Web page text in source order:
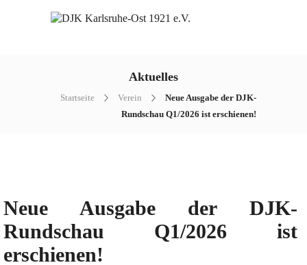
Aktuelles
Startseite Verein
Neue Ausgabe der DJK-
Rundschau Q1/2026 ist erschienen!
Neue Ausgabe der DJK-
Rundschau Q1/2026 ist
erschienen!